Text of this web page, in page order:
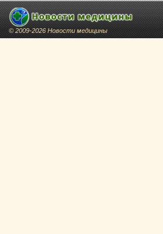
© 2009-2026 Новости медицины